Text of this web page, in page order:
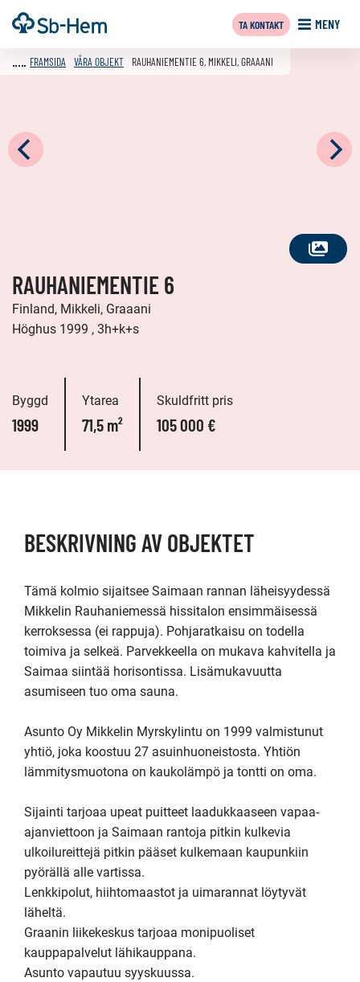
Till
innehållet
Framsida MENY
TA KONTAKT
SE
FRAMSIDA VÅRA OBJEKT RAUHANIEMENTIE 6, MIKKELI, GRAAANI
RAUHANIEMENTIE 6
Finland, Mikkeli, Graaani
Höghus 1999 , 3h+k+s
Byggd
1999
Ytarea
71,5 m²
Skuldfritt pris
105 000 €
BESKRIVNING AV OBJEKTET
Tämä kolmio sijaitsee Saimaan rannan läheisyydessä
Mikkelin Rauhaniemessä hissitalon ensimmäisessä
kerroksessa (ei rappuja). Pohjaratkaisu on todella
toimiva ja selkeä. Parvekkeella on mukava kahvitella ja
Saimaa siintää horisontissa. Lisämukavuutta
asumiseen tuo oma sauna.
Asunto Oy Mikkelin Myrskylintu on 1999 valmistunut
yhtiö, joka koostuu 27 asuinhuoneistosta. Yhtiön
lämmitysmuotona on kaukolämpö ja tontti on oma.
Sijainti tarjoaa upeat puitteet laadukkaaseen vapaa-
ajanviettoon ja Saimaan rantoja pitkin kulkevia
ulkoilureittejä pitkin pääset kulkemaan kaupunkiin
pyörällä alle vartissa.
Lenkkipolut, hiihtomaastot ja uimarannat löytyvät
läheltä.
Graanin liikekeskus tarjoaa monipuoliset
kauppapalvelut lähikauppana.
Asunto vapautuu syyskuussa.